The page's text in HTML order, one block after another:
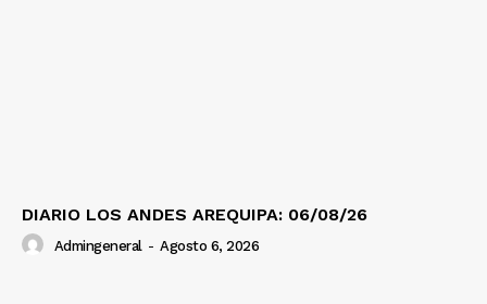
DIARIO LOS ANDES AREQUIPA: 06/08/26
Admingeneral - Agosto 6, 2026